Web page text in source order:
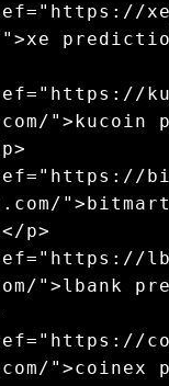
">xe
">kucoin
p>
">lbank
">coinex